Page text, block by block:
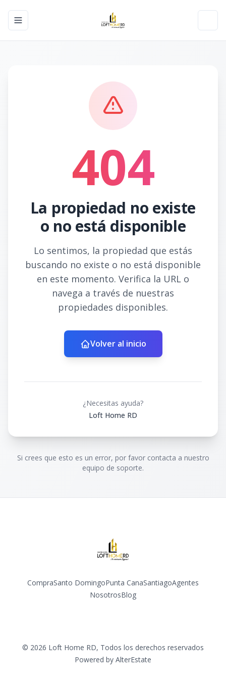
Toggle navigation menu
404
La propiedad no existe
o no está disponible
Lo sentimos, la propiedad que estás
buscando no existe o no está disponible
en este momento. Verifica la URL o
navega a través de nuestras
propiedades disponibles.
Volver al inicio
¿Necesitas ayuda?
Loft Home RD
Si crees que esto es un error, por favor contacta a nuestro
equipo de soporte.
CompraSanto DomingoPunta CanaSantiagoAgentes
NosotrosBlog
© 2026 Loft Home RD, Todos los derechos reservados
Powered by AlterEstate